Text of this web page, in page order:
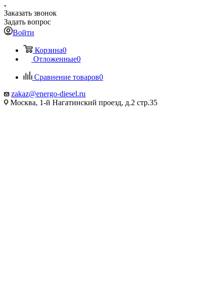
Заказать звонок
Задать вопрос
Войти
Корзина0
Отложенные0
Сравнение товаров0
zakaz@energo-diesel.ru
Москва, 1-й Нагатинский проезд, д.2 стр.35